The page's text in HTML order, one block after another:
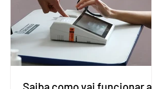
dois meses. O pedido de inclusão vai
ser encaminhado pelo Ministério da
Saúde à Comissão Nacional de
Incorporação de Novas Tecnologias no
SUS (Conitec) na semana que vem. A
Conitec é um colegiado